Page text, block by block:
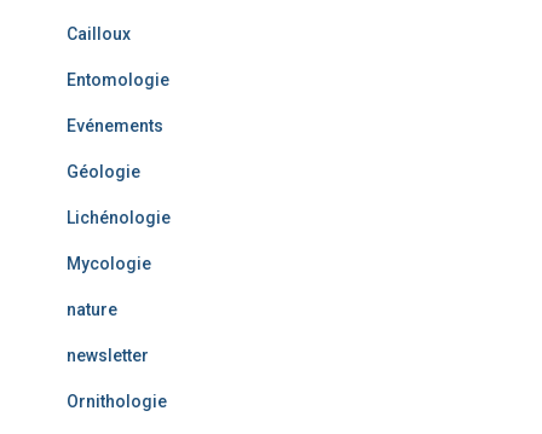
Cailloux
Entomologie
Evénements
Géologie
Lichénologie
Mycologie
nature
newsletter
Ornithologie